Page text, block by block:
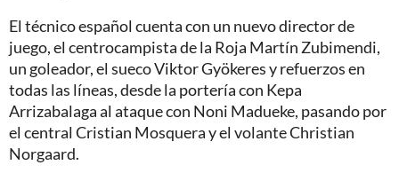
El técnico español cuenta con un nuevo director de
juego, el centrocampista de la Roja Martín Zubimendi,
un goleador, el sueco Viktor Gyökeres y refuerzos en
todas las líneas, desde la portería con Kepa
Arrizabalaga al ataque con Noni Madueke, pasando por
el central Cristian Mosquera y el volante Christian
Norgaard.